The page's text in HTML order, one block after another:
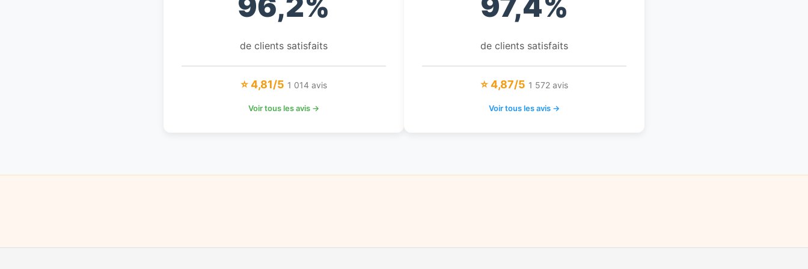
de clients satisfaits
⭐ 4,81/5 1 014 avis
Voir tous les avis →
de clients satisfaits
⭐ 4,87/5 1 572 avis
Voir tous les avis →